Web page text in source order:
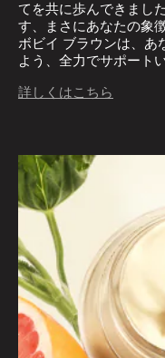
てを共に歩んできまし
す、まさにあなたの象徴
ボビイ ブラウンは、あ
よう、全力でサポート
詳しくはこちら